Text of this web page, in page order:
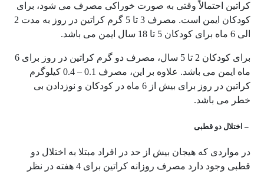
کراتین احتمالاً وقتی به صورت خوراکی مصرف می شود، برای
کودکان ایمن است. مصرف 3 تا 5 گرم کراتین در روز به مدت 2
الی 6 ماه برای کودکان 5 تا 18 سال ایمن می باشد.
برای کودکان 2 تا 5 سال، مصرف دو گرم کراتین در روز برای 6
ماه ایمن می باشد. علاوه بر این، مصرف 0.1 – 0.4 کیلوگرم
کراتین در روز برای بیش از 6 ماه در کودکان و نوزدادن بی
خطر می باشد.
– اختلال دو قطبی
در مواردی که هیجان بیش از حد در افراد مبتلا به اختلال دو
قطبی وجود دارد مصرف روزانه کراتین برای 4 هفته در نظر